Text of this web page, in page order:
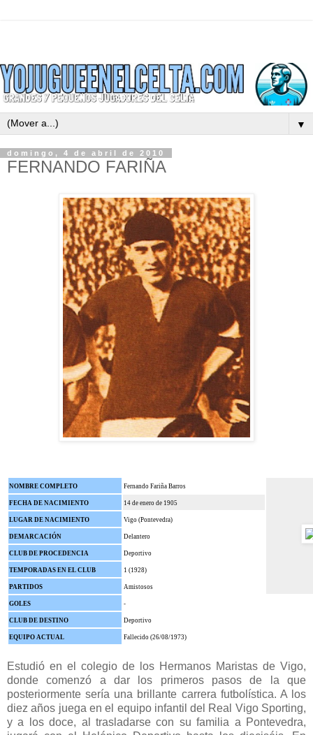
▼
domingo, 4 de abril de 2010
FERNANDO FARIÑA
NOMBRE COMPLETO Fernando Fariña Barros
FECHA DE NACIMIENTO 14 de enero de 1905
LUGAR DE NACIMIENTO Vigo (Pontevedra)
DEMARCACIÓN Delantero
CLUB DE PROCEDENCIA Deportivo
TEMPORADAS EN EL CLUB 1 (1928)
PARTIDOS Amistosos
GOLES -
CLUB DE DESTINO Deportivo
EQUIPO ACTUAL Fallecido (26/08/1973)
Estudió en el colegio de los Hermanos Maristas de Vigo,
donde comenzó a dar los primeros pasos de la que
posteriormente sería una brillante carrera futbolística. A los
diez años juega en el equipo infantil del Real Vigo Sporting,
y a los doce, al trasladarse con su familia a Pontevedra,